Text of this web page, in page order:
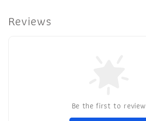
Reviews
Be the first to review